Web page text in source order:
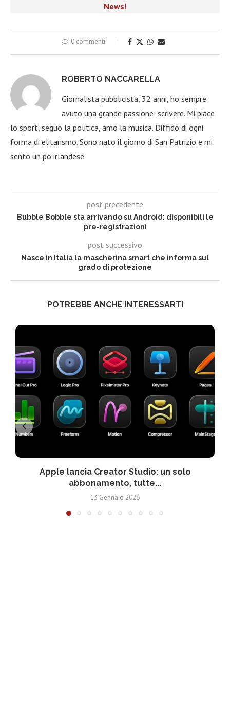
News!
0 commenti
ROBERTO NACCARELLA
Giornalista pubblicista, 32 anni, ho sempre
avuto una grande passione: scrivere. Mi piace
lo sport, seguo la politica, amo la musica. Diffido di ogni
forma di elitarismo. Sono nato il giorno di San Patrizio e mi
sento un pò irlandese.
post precedente
Bubble Bobble sta arrivando su Android: disponibili le
pre-registrazioni
post successivo
Nasce in Italia la mascherina smart che informa sul
grado di protezione
POTREBBE ANCHE INTERESSARTI
Apple lancia Creator Studio: un solo
abbonamento, tutte...
13 Gennaio 2026